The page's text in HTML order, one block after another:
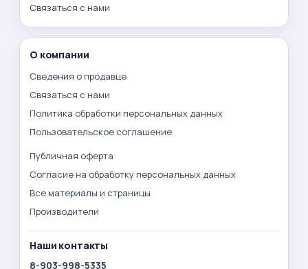
Связаться с нами
О компании
Сведения о продавце
Связаться с нами
Политика обработки персональных данных
Пользовательское соглашение
Публичная оферта
Согласие на обработку персональных данных
Все материалы и страницы
Производители
Наши контакты
8-903-998-5335